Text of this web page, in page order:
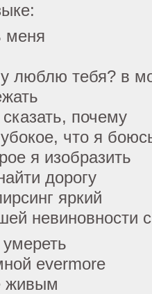
меня
люблю тебя? в
почему
что я
я изобразить
дорогу
яркий
невиновности
evermore
живым